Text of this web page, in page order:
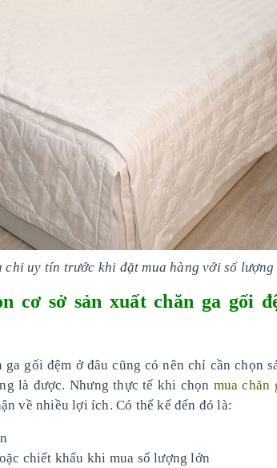
chỉ uy tín trước khi đặt mua hàng với số lượng
cơ sở sản xuất chăn ga gối
gối đệm ở đâu cũng có nên chỉ cần chọn
là được. Nhưng thực tế khi chọn mua chăn
về nhiều lợi ích. Có thể kể đến đó là:
chiết khấu khi mua số lượng lớn